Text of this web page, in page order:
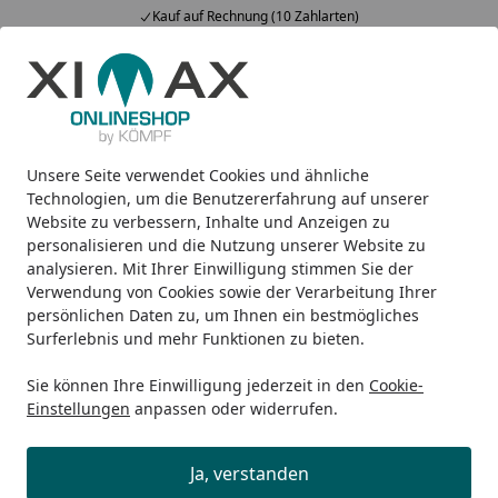
Unsere Seite verwendet Cookies und ähnliche
Technologien, um die Benutzererfahrung auf unserer
Website zu verbessern, Inhalte und Anzeigen zu
personalisieren und die Nutzung unserer Website zu
analysieren. Mit Ihrer Einwilligung stimmen Sie der
Verwendung von Cookies sowie der Verarbeitung Ihrer
persönlichen Daten zu, um Ihnen ein bestmögliches
Surferlebnis und mehr Funktionen zu bieten.
Sie können Ihre Einwilligung jederzeit in den Cookie-
Einstellungen anpassen oder widerrufen.
Ja, verstanden
Kauf auf Rechnung (10 Zahlarten)
Alle Produkte
Mein Konto
Suchen
Startseite
Design-Carports Wing Ximax Carport Wing Typ 80 531
Ximax Carport Wing Typ 80 531 x
275 cm silber